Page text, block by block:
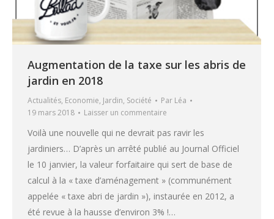
Augmentation de la taxe sur les abris de
jardin en 2018
Actualités, Economie, Jardin, Société Par Léa
19 mars 2018
Laisser un commentaire
Voilà une nouvelle qui ne devrait pas ravir les
jardiniers… D’après un arrêté publié au Journal Officiel
le 10 janvier, la valeur forfaitaire qui sert de base de
calcul à la « taxe d’aménagement » (communément
appelée « taxe abri de jardin »), instaurée en 2012, a
été revue à la hausse d’environ 3% !…